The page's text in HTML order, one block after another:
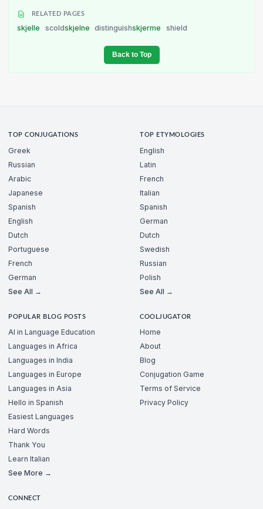
RELATED PAGES
skjelle scoldskjelne distinguishskjerme shield
Back to Top
TOP CONJUGATIONS
Greek
Russian
Arabic
Japanese
Spanish
English
Dutch
Portuguese
French
German
See All →
TOP ETYMOLOGIES
English
Latin
French
Italian
Spanish
German
Dutch
Swedish
Russian
Polish
See All →
POPULAR BLOG POSTS
AI in Language Education
Languages in Africa
Languages in India
Languages in Europe
Languages in Asia
Hello in Spanish
Easiest Languages
Hard Words
Thank You
Learn Italian
See More →
COOLJUGATOR
Home
About
Blog
Conjugation Game
Terms of Service
Privacy Policy
CONNECT